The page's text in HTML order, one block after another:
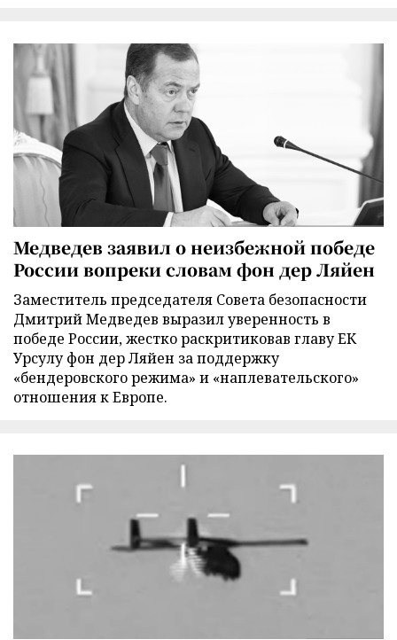
Медведев заявил о неизбежной победе
России вопреки словам фон дер Ляйен
Заместитель председателя Совета безопасности
Дмитрий Медведев выразил уверенность в
победе России, жестко раскритиковав главу ЕК
Урсулу фон дер Ляйен за поддержку
«бендеровского режима» и «наплевательского»
отношения к Европе.